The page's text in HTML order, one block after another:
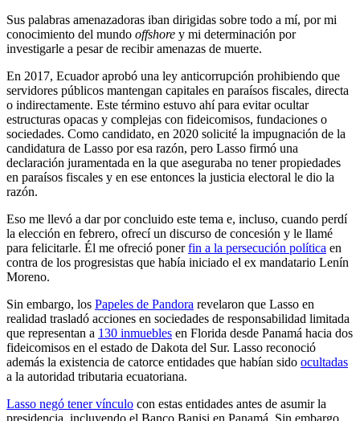
Sus palabras amenazadoras iban dirigidas sobre todo a mí, por mi
conocimiento del mundo offshore y mi determinación por
investigarle a pesar de recibir amenazas de muerte.
En 2017, Ecuador aprobó una ley anticorrupción prohibiendo que
servidores públicos mantengan capitales en paraísos fiscales, directa
o indirectamente. Este término estuvo ahí para evitar ocultar
estructuras opacas y complejas con fideicomisos, fundaciones o
sociedades. Como candidato, en 2020 solicité la impugnación de la
candidatura de Lasso por esa razón, pero Lasso firmó una
declaración juramentada en la que aseguraba no tener propiedades
en paraísos fiscales y en ese entonces la justicia electoral le dio la
razón.
Eso me llevó a dar por concluido este tema e, incluso, cuando perdí
la elección en febrero, ofrecí un discurso de concesión y le llamé
para felicitarle. Él me ofreció ponerfin a la persecución política en
contra de los progresistas que había iniciado el ex mandatario Lenín
Moreno.
Sin embargo, los Papeles de Pandora revelaron que Lasso en
realidad trasladó acciones en sociedades de responsabilidad limitada
que representan a 130 inmuebles en Florida desde Panamá hacia dos
fideicomisos en el estado de Dakota del Sur. Lasso reconoció
además la existencia de catorce entidades que habían sido ocultadas
a la autoridad tributaria ecuatoriana.
Lasso negó tener vínculo con estas entidades antes de asumir la
presidencia, incluyendo el Banco Banisi en Panamá. Sin embargo,